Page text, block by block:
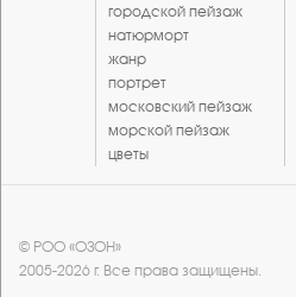
городской пейзаж
натюрморт
жанр
портрет
московский пейзаж
морской пейзаж
цветы
© РОО «ОЗОН»
2005-2026 г. Все права защищены.